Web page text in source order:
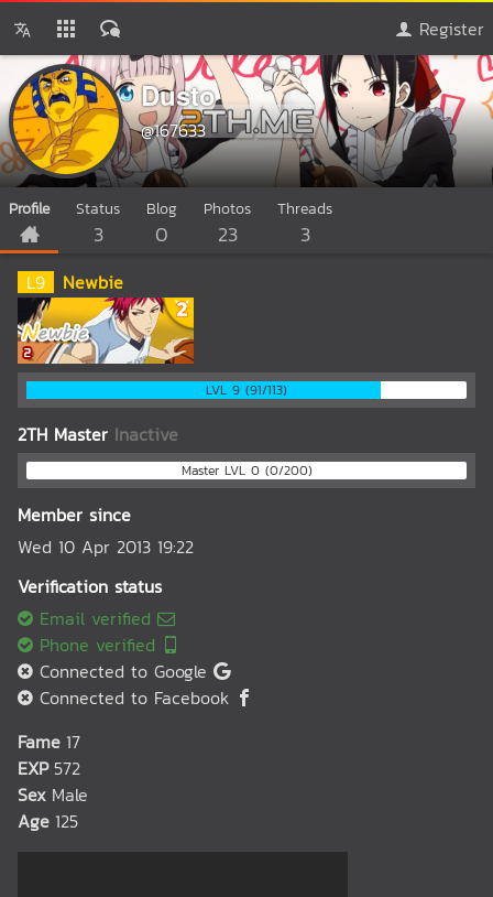
Register
Dusto
@167633
Profile Status
3
Blog
0
Photos
23
Threads
3
L9 Newbie
LVL 9 (91/113)
2TH Master Inactive
Master LVL 0 (0/200)
Member since
Wed 10 Apr 2013 19:22
Verification status
Email verified
Phone verified
Connected to Google
Connected to Facebook
Fame 17
EXP 572
Sex Male
Age 125